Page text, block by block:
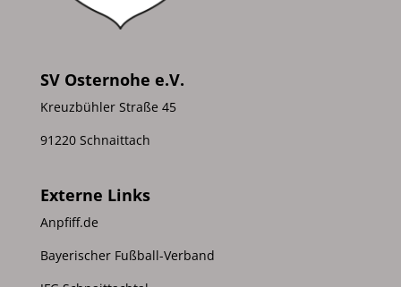
SV Osternohe e.V.
Kreuzbühler Straße 45
91220 Schnaittach
Externe Links
Anpfiff.de
Bayerischer Fußball-Verband